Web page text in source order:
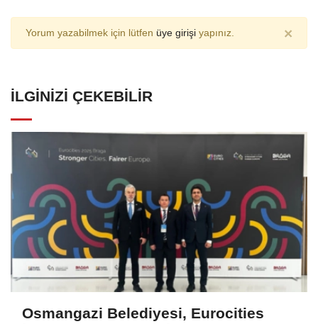
Yorum yazabilmek için lütfen üye girişi yapınız. ×
İLGINIZI ÇEKEBILIR
Osmangazi Belediyesi, Eurocities